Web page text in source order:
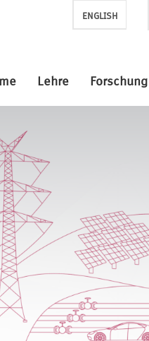
ENGLISH
Lehre Forschung